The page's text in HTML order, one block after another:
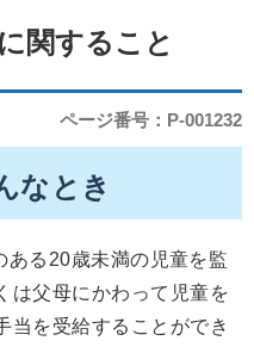
関すること
ページ番号：P-001232
なとき
る20歳未満の児童を監
は父母にかわって児童を
当を受給することができ